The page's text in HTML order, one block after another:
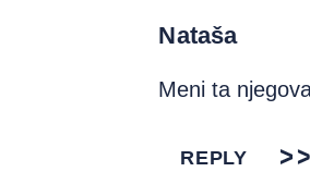
Nataša
Meni ta
REPLY